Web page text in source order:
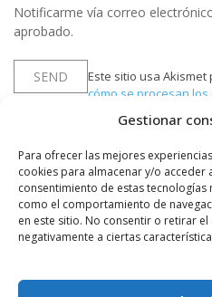
Gestionar
Para ofrecer las mejores
cookies para almacenar y/o acceder
consentimiento de estas
como el comportamiento de
en este sitio. No consentir o retirar
negativamente a ciertas
Notificarme vía correo
aprobado.
Este sitio usa
cómo se procesan
PUBLICIDAD